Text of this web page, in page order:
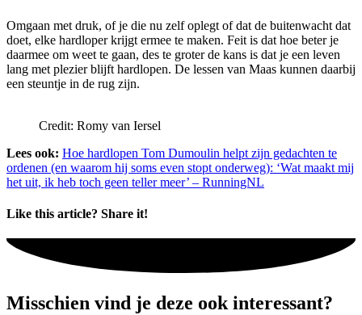
Omgaan met druk, of je die nu zelf oplegt of dat de buitenwacht dat
doet, elke hardloper krijgt ermee te maken. Feit is dat hoe beter je
daarmee om weet te gaan, des te groter de kans is dat je een leven
lang met plezier blijft hardlopen. De lessen van Maas kunnen daarbij
een steuntje in de rug zijn.
Credit: Romy van Iersel
Lees ook: Hoe hardlopen Tom Dumoulin helpt zijn gedachten te
ordenen (en waarom hij soms even stopt onderweg): ‘Wat maakt mij
het uit, ik heb toch geen teller meer’ – RunningNL
Like this article? Share it!
Misschien vind je deze ook interessant?